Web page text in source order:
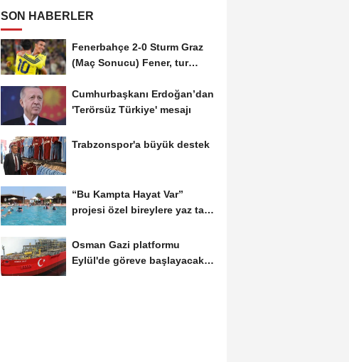
SON HABERLER
Fenerbahçe 2-0 Sturm Graz
(Maç Sonucu) Fener, tur
Cumhurbaşkanı Erdoğan’dan
'Terörsüz Türkiye' mesajı
Trabzonspor'a büyük destek
“Bu Kampta Hayat Var”
projesi özel bireylere yaz tatili
Osman Gazi platformu
Eylül'de göreve başlayacak...